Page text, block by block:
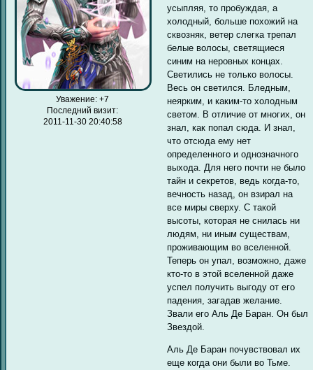
Уважение: +7
Последний визит:
2011-11-30 20:40:58
усыпляя, то пробуждая, а
холодный, больше похожий на
сквозняк, ветер слегка трепал
белые волосы, светящиеся
синим на неровных концах.
Светились не только волосы.
Весь он светился. Бледным,
неярким, и каким-то холодным
светом. В отличие от многих, он
знал, как попал сюда. И знал,
что отсюда ему нет
определенного и однозначного
выхода. Для него почти не было
тайн и секретов, ведь когда-то,
вечность назад, он взирал на
все миры сверху. С такой
высоты, которая не снилась ни
людям, ни иным существам,
проживающим во вселенной.
Теперь он упал, возможно, даже
кто-то в этой вселенной даже
успел получить выгоду от его
падения, загадав желание.
Звали его Аль Де Баран. Он был
Звездой.
Аль Де Баран почувствовал их
еще когда они были во Тьме.